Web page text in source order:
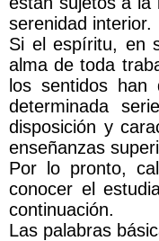
serenidad interior.
Si el espíritu, en
alma de toda
los sentidos
determinada
disposición y
enseñanzas
Por lo pronto,
conocer el
continuación.
Las palabras